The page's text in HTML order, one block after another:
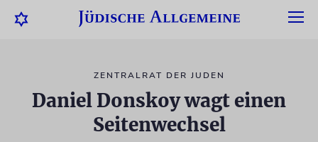
ZENTRALRAT DER JUDEN
Daniel Donskoy wagt einen
Seitenwechsel